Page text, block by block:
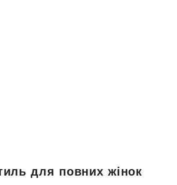
для повних жінок